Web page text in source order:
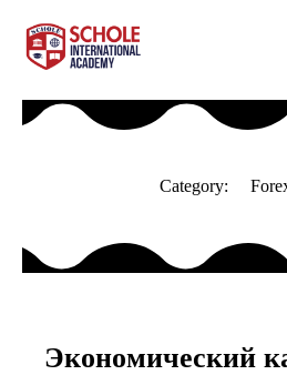
Category:
Экономический